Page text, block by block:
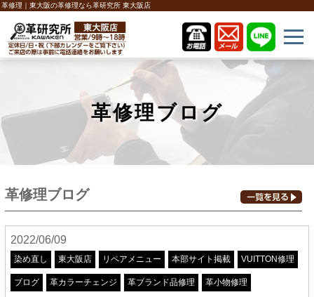
革修理｜東大阪の革修理なら革研究所 東大阪店
革修理ブログ
革修理ブログ
2022/06/09
染め直し 東大阪店 リペアメニュー 本部サイト掲載 VUITTON修理
ブログ 革カラーチェンジ 革ブランド品修理 革小物修理